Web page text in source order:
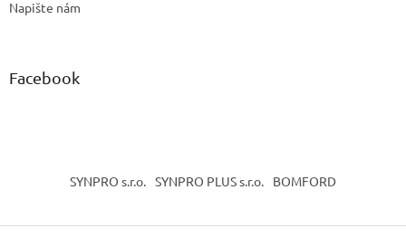
Napište nám
Facebook
SYNPRO s.r.o. SYNPRO PLUS s.r.o. BOMFORD